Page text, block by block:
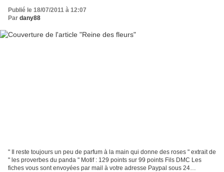
Publié le 18/07/2011 à 12:07
Par dany88
" Il reste toujours un peu de parfum à la main qui donne des roses " extrait de
" les proverbes du panda " Motif : 129 points sur 99 points Fils DMC Les
fiches vous sont envoyées par mail à votre adresse Paypal sous 24